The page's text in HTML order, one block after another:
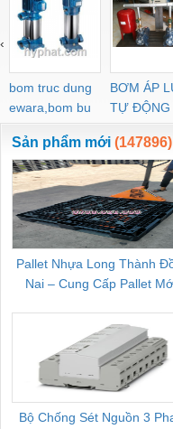
bom truc dung
ewara,bom bu
ewara
BƠM ÁP
TỰ ĐỘNG
‹
Sản phẩm mới (147896)
Pallet Nhựa Long Thành
Nai – Cung Cấp Pallet
Bộ Chống Sét Nguồn 3